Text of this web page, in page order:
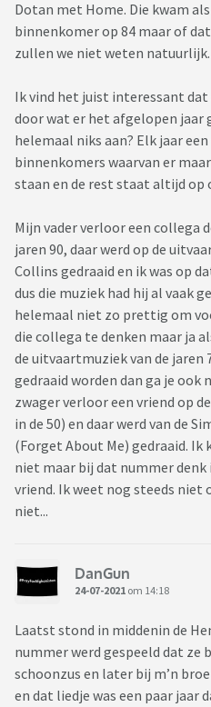
Dotan met Home. Die kwam
binnenkomer op 84 maar of
zullen we niet weten natuurlijk.
Ik vind het juist interessant
door wat er het afgelopen jaar
helemaal niks aan? Elk jaar
binnenkomers waarvan er
staan en de rest staat altijd op
Mijn vader verloor een collega
jaren 90, daar werd op de
Collins gedraaid en ik was op
dus die muziek had hij al vaak
helemaal niet zo prettig om
die collega te denken maar ja
de uitvaartmuziek van de jaren
gedraaid worden dan ga je ook
zwager verloor een vriend op
in de 50) en daar werd van de
(Forget About Me) gedraaid.
niet maar bij dat nummer denk
vriend. Ik weet nog steeds
niet...
DanGun
24-07-2021 om 14:18
Laatst stond in middenin de
nummer werd gespeeld dat ze
schoonzus en later bij m’n
en dat liedje was een paar jaar